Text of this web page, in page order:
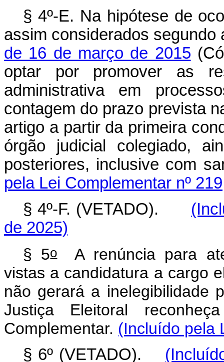
§ 4º-E. Na hipótese de
assim considerados
de 16 de março de 2015
optar por promover as
administrativa em
contagem do prazo prevista
artigo a partir da primeira
órgão judicial colegiado,
posteriores, inclusive com
pela Lei Complementar nº
§ 4º-F. (VETADO).
de 2025)
§ 5oA renúncia para
vistas a candidatura a cargo
não gerará a inelegibilidade
Justiça Eleitoral
Complementar. (Incluído pela
§ 6º (VETADO).